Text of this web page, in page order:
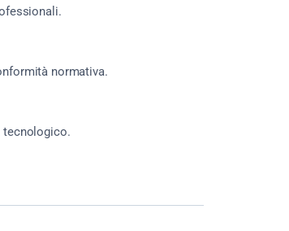
normativa.
tecnologico.